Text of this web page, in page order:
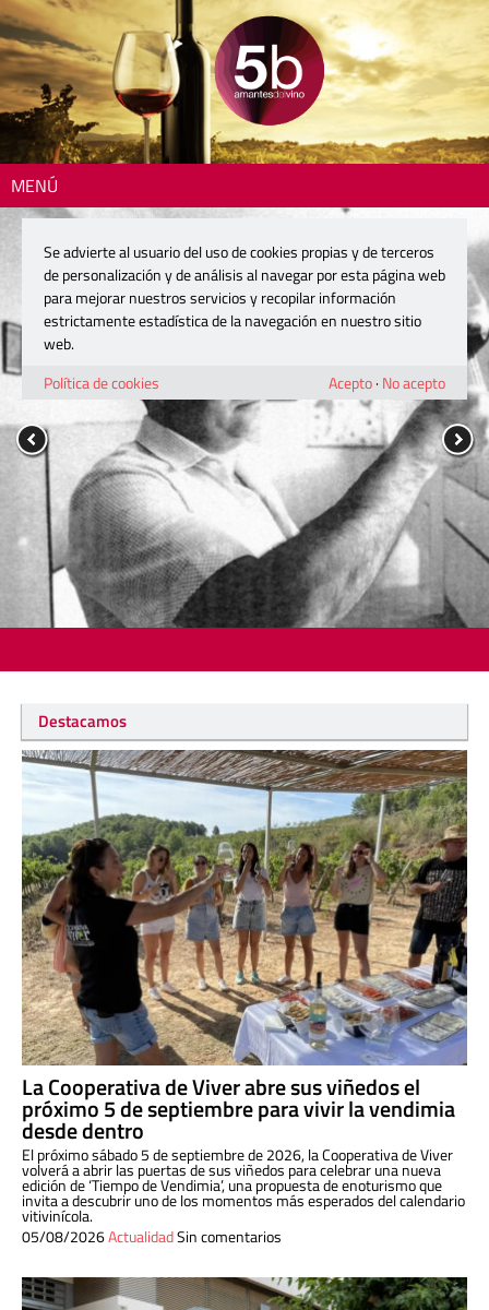
MENÚ
Destacamos
La Cooperativa de Viver abre sus viñedos el
próximo 5 de septiembre para vivir la vendimia
desde dentro
El próximo sábado 5 de septiembre de 2026, la Cooperativa de Viver
volverá a abrir las puertas de sus viñedos para celebrar una nueva
edición de ‘Tiempo de Vendimia’, una propuesta de enoturismo que
invita a descubrir uno de los momentos más esperados del calendario
vitivinícola.
05/08/2026ActualidadSin comentarios
Se advierte al usuario del uso de cookies propias y de terceros
de personalización y de análisis al navegar por esta página web
para mejorar nuestros servicios y recopilar información
estrictamente estadística de la navegación en nuestro sitio
web.
Política de cookies
Acepto· No acepto